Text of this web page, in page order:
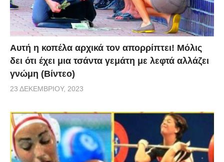
Αυτή η κοπέλα αρχικά τον απορρίπτει! Μόλις
δει ότι έχει μια τσάντα γεμάτη με λεφτά αλλάζει
γνώμη (Βίντεο)
23 ΔΕΚΕΜΒΡΊΟΥ, 2023